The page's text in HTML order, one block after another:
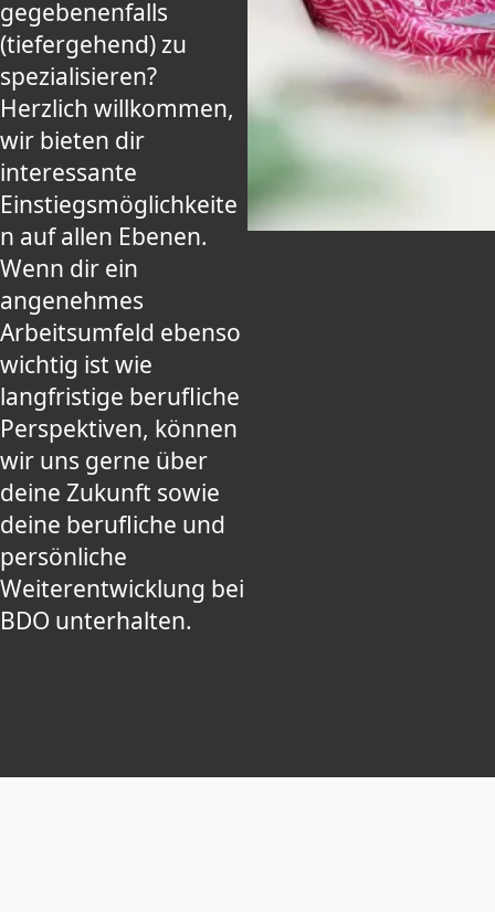
gegebenenfalls
(tiefergehend) zu
spezialisieren?
Herzlich willkommen,
wir bieten dir
interessante
Einstiegsmöglichkeite
n auf allen Ebenen.
Wenn dir ein
angenehmes
Arbeitsumfeld ebenso
wichtig ist wie
langfristige berufliche
Perspektiven, können
wir uns gerne über
deine Zukunft sowie
deine berufliche und
persönliche
Weiterentwicklung bei
BDO unterhalten.